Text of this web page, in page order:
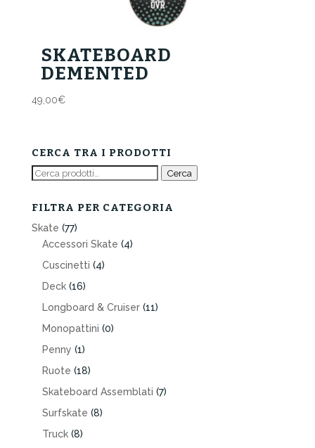
SKATEBOARD
DEMENTED
49,00€
CERCA TRA I PRODOTTI
Cerca: Cerca
FILTRA PER CATEGORIA
Skate (77)
Accessori Skate (4)
Cuscinetti (4)
Deck (16)
Longboard & Cruiser (11)
Monopattini (0)
Penny (1)
Ruote (18)
Skateboard Assemblati (7)
Surfskate (8)
Truck (8)